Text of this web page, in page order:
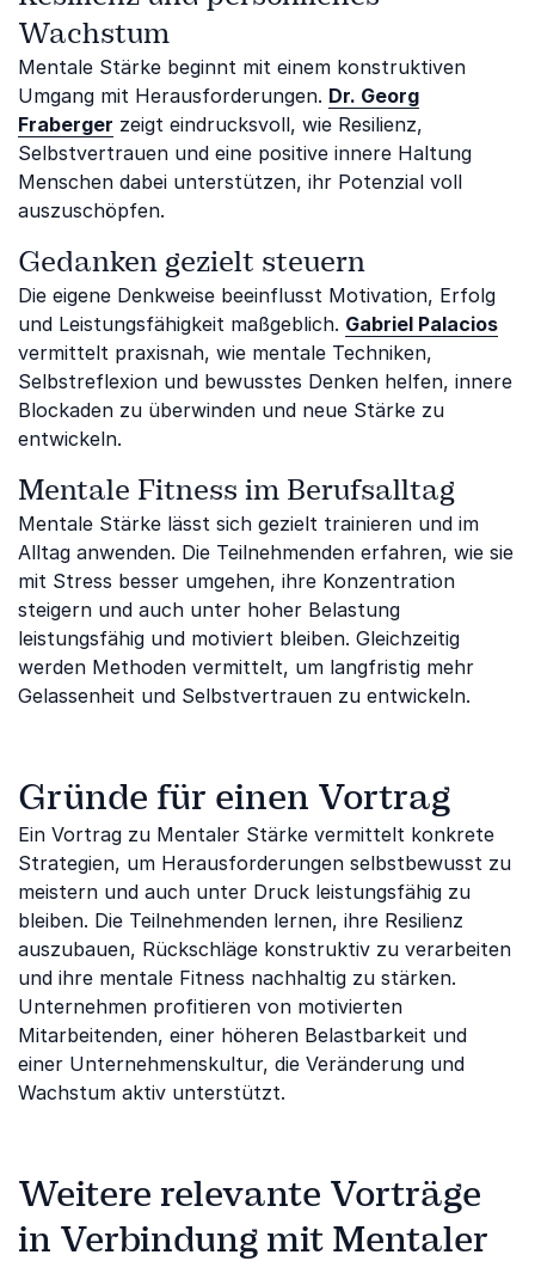
Wachstum
Mentale Stärke beginnt mit einem konstruktiven
Umgang mit Herausforderungen. Dr. Georg
Fraberger zeigt eindrucksvoll, wie Resilienz,
Selbstvertrauen und eine positive innere Haltung
Menschen dabei unterstützen, ihr Potenzial voll
auszuschöpfen.
Gedanken gezielt steuern
Die eigene Denkweise beeinflusst Motivation, Erfolg
und Leistungsfähigkeit maßgeblich. Gabriel Palacios
vermittelt praxisnah, wie mentale Techniken,
Selbstreflexion und bewusstes Denken helfen, innere
Blockaden zu überwinden und neue Stärke zu
entwickeln.
Mentale Fitness im Berufsalltag
Mentale Stärke lässt sich gezielt trainieren und im
Alltag anwenden. Die Teilnehmenden erfahren, wie sie
mit Stress besser umgehen, ihre Konzentration
steigern und auch unter hoher Belastung
leistungsfähig und motiviert bleiben. Gleichzeitig
werden Methoden vermittelt, um langfristig mehr
Gelassenheit und Selbstvertrauen zu entwickeln.
Gründe für einen Vortrag
Ein Vortrag zu Mentaler Stärke vermittelt konkrete
Strategien, um Herausforderungen selbstbewusst zu
meistern und auch unter Druck leistungsfähig zu
bleiben. Die Teilnehmenden lernen, ihre Resilienz
auszubauen, Rückschläge konstruktiv zu verarbeiten
und ihre mentale Fitness nachhaltig zu stärken.
Unternehmen profitieren von motivierten
Mitarbeitenden, einer höheren Belastbarkeit und
einer Unternehmenskultur, die Veränderung und
Wachstum aktiv unterstützt.
Weitere relevante Vorträge
in Verbindung mit Mentaler